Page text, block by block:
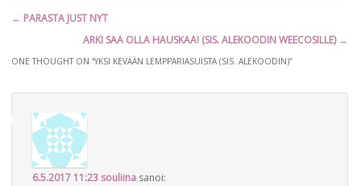
Artikkelien
← PARASTA JUST NYT
ARKI SAA OLLA HAUSKAA! (SIS. ALEKOODIN WEECOSILLE) →
ONE THOUGHT ON “YKSI KEVÄÄN LEMPPARIASUISTA (SIS. ALEKOODIN)”
6.5.2017 11:23 souliina sanoi: